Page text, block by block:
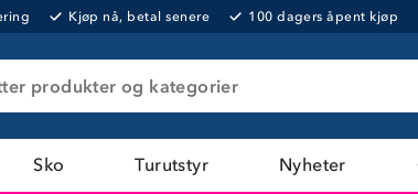
Kjøp nå, betal senere 100 dagers åpent kjøp
produkter og kategorier
Sko Turutstyr Nyheter